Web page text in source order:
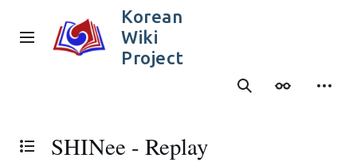
content
Main menu
Korean
Wiki
Project
SearchAppearance
Toggle the table of contents
SHINee - Replay